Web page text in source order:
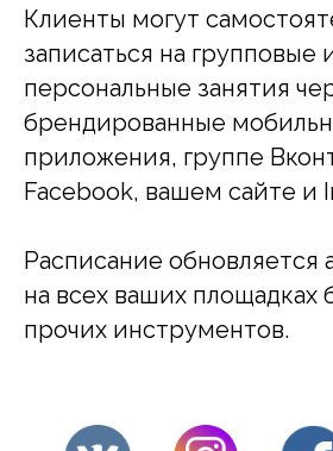
Клиенты могут
записаться на групповые
персональные занятия
брендированные
приложения, группе
Facebook, вашем сайте и
Расписание обновляется
на всех ваших площадках
прочих инструментов.